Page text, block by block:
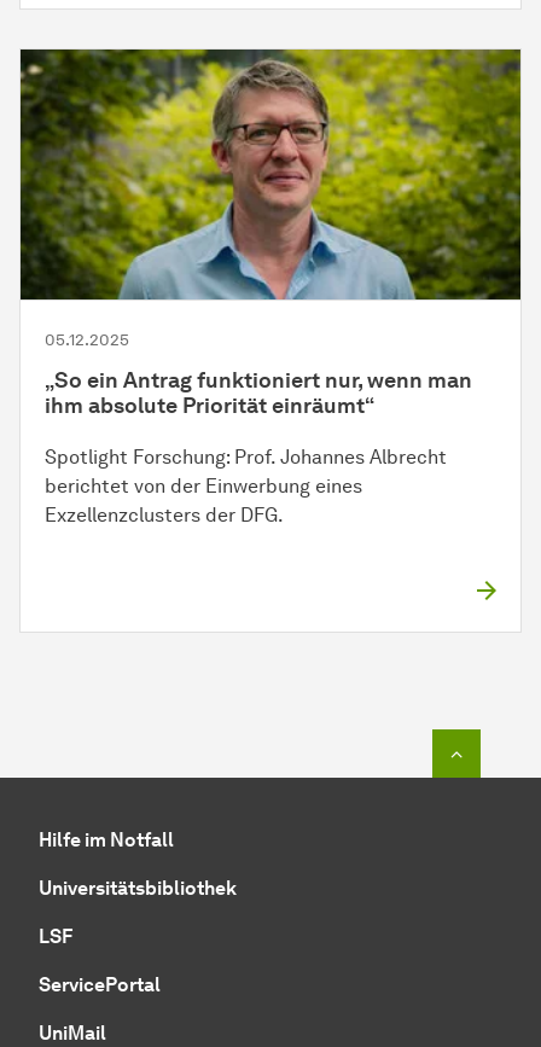
05.12.2025
„So ein Antrag funktioniert nur, wenn man
ihm absolute Priorität einräumt“
Spotlight Forschung: Prof. Johannes Albrecht
berichtet von der Einwerbung eines
Exzellenzclusters der DFG.
Hilfe im Notfall
Universitätsbibliothek
LSF
ServicePortal
UniMail